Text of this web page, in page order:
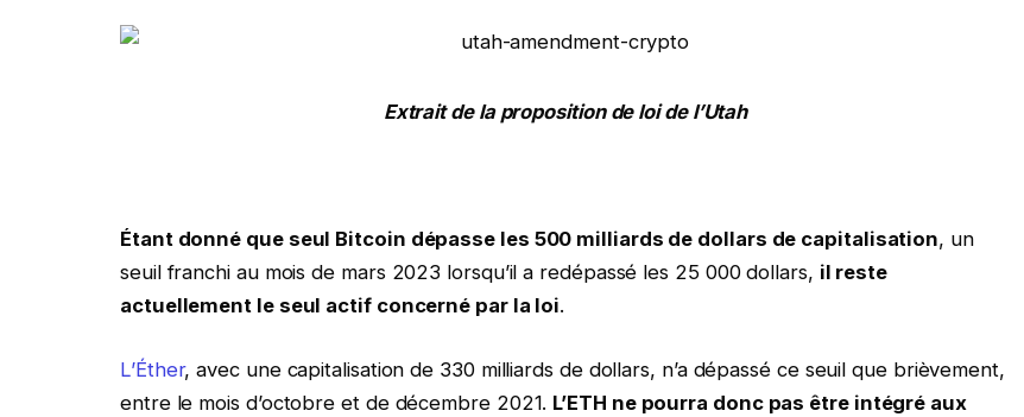
Extrait de la proposition de loi de l’Utah
Étant donné que seul Bitcoin dépasse les 500 milliards de dollars de capitalisation, un
seuil franchi au mois de mars 2023 lorsqu’il a redépassé les 25 000 dollars, il reste
actuellement le seul actif concerné par la loi.
L’Éther, avec une capitalisation de 330 milliards de dollars, n’a dépassé ce seuil que brièvement,
entre le mois d’octobre et de décembre 2021. L’ETH ne pourra donc pas être intégré aux